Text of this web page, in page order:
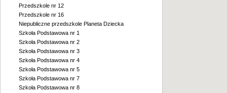
Przedszkole nr 12
Przedszkole nr 16
Niepubliczne przedszkole Planeta Dziecka
Szkoła Podstawowa nr 1
Szkoła Podstawowa nr 2
Szkoła Podstawowa nr 3
Szkoła Podstawowa nr 4
Szkoła Podstawowa nr 5
Szkoła Podstawowa nr 7
Szkoła Podstawowa nr 8